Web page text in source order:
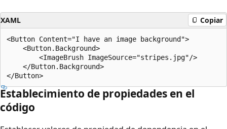
XAML Copiar
<Button Content="I have an image background">
    <Button.Background>
        <ImageBrush ImageSource="stripes.jpg"/>
    </Button.Background>
Establecimiento de propiedades en el
código